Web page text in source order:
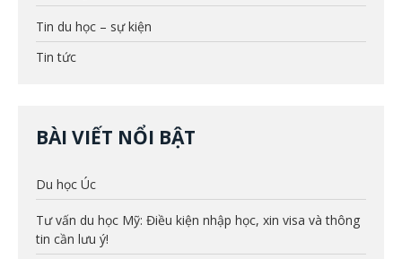
Tin du học – sự kiện
Tin tức
BÀI VIẾT NỔI BẬT
Du học Úc
Tư vấn du học Mỹ: Điều kiện nhập học, xin visa và thông
tin cần lưu ý!